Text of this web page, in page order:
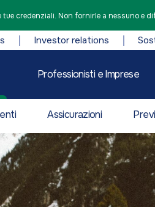
credenziali. Non fornirle a nessuno e
Investor relations
Professionisti e Imprese
Assicurazioni